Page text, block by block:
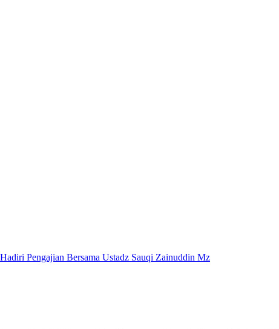
Pengajian Bersama Ustadz Sauqi Zainuddin Mz